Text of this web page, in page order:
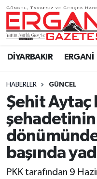
DİYARBAKIR ERGANİ
HABERLER GÜNCEL
Şehit Aytaç
şehadetinin
başında
PKK tarafından 9
DİYARBAKIR
BİSMİL
BAĞLAR
ERGANİ
Güncel
Eği̇ti̇m
Resmi İlanlar
Sağlık
Ergani Nöbetçi
Ergani Hava
Ergani Trafik
Süper Lig Puan
Tüm Manşetler
Son Dakika